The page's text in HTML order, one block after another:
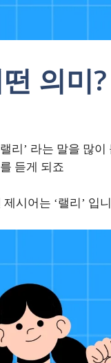
떤 의미?
리’ 라는 말을 많이
듣게 되죠
시어는 ‘랠리’ 입